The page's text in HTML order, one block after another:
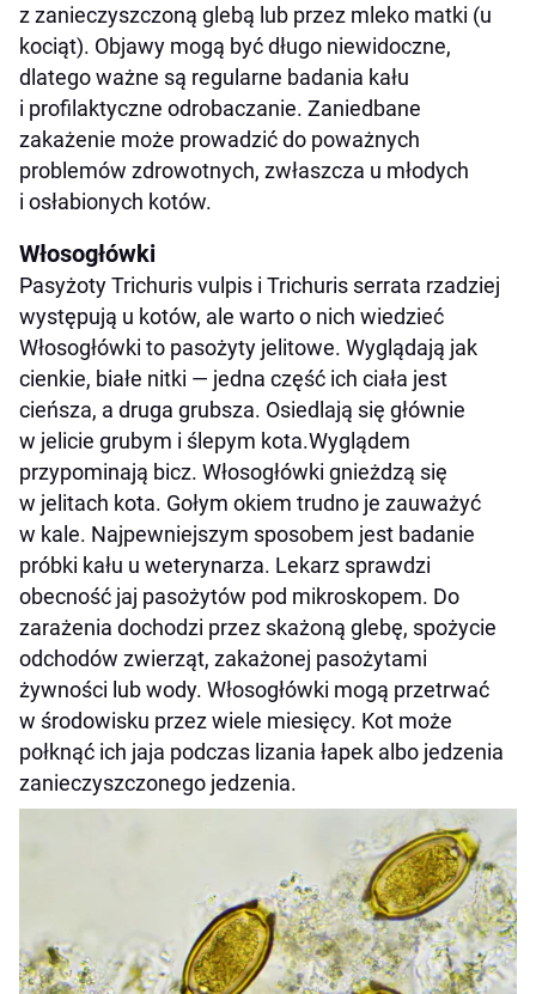
z zanieczyszczoną glebą lub przez mleko matki (u
kociąt). Objawy mogą być długo niewidoczne,
dlatego ważne są regularne badania kału
i profilaktyczne odrobaczanie. Zaniedbane
zakażenie może prowadzić do poważnych
problemów zdrowotnych, zwłaszcza u młodych
i osłabionych kotów.
Włosogłówki
Pasyżoty Trichuris vulpis i Trichuris serrata rzadziej
występują u kotów, ale warto o nich wiedzieć
Włosogłówki to pasożyty jelitowe. Wyglądają jak
cienkie, białe nitki — jedna część ich ciała jest
cieńsza, a druga grubsza. Osiedlają się głównie
w jelicie grubym i ślepym kota.Wyglądem
przypominają bicz. Włosogłówki gnieżdzą się
w jelitach kota. Gołym okiem trudno je zauważyć
w kale. Najpewniejszym sposobem jest badanie
próbki kału u weterynarza. Lekarz sprawdzi
obecność jaj pasożytów pod mikroskopem. Do
zarażenia dochodzi przez skażoną glebę, spożycie
odchodów zwierząt, zakażonej pasożytami
żywności lub wody. Włosogłówki mogą przetrwać
w środowisku przez wiele miesięcy. Kot może
połknąć ich jaja podczas lizania łapek albo jedzenia
zanieczyszczonego jedzenia.